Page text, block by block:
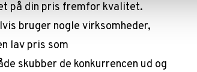
på din pris fremfor kvalitet.
bruger nogle virksomheder,
lav pris som
skubber de konkurrencen ud og